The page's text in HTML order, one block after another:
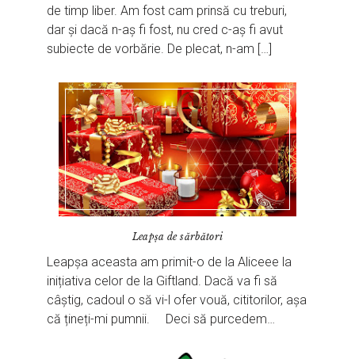
de timp liber. Am fost cam prinsă cu treburi,
dar și dacă n-aș fi fost, nu cred c-aș fi avut
subiecte de vorbărie. De plecat, n-am […]
Leapșa de sărbători
Leapșa aceasta am primit-o de la Aliceee la
inițiativa celor de la Giftland. Dacă va fi să
câștig, cadoul o să vi-l ofer vouă, cititorilor, așa
că țineți-mi pumnii. Deci să purcedem…